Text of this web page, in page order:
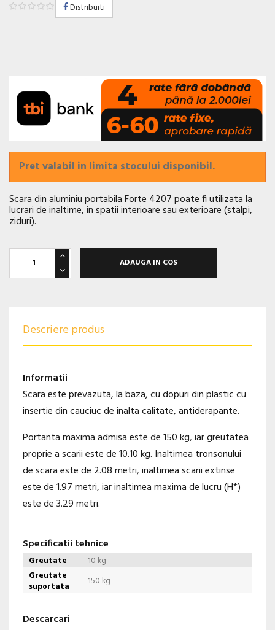
Distribuiti
Pret valabil in limita stocului disponibil.
Scara din aluminiu portabila Forte 4207 poate fi utilizata la
lucrari de inaltime, in spatii interioare sau exterioare (stalpi,
ziduri).
ADAUGA IN COS
Descriere produs
Informatii
Scara este prevazuta, la baza, cu dopuri din plastic cu
insertie din cauciuc de inalta calitate, antiderapante.
Portanta maxima admisa este de 150 kg, iar greutatea
proprie a scarii este de 10.10 kg. Inaltimea tronsonului
de scara este de 2.08 metri, inaltimea scarii extinse
este de 1.97 metri, iar inaltimea maxima de lucru (H*)
este de 3.29 metri.
Specificatii tehnice
Greutate
10 kg
Greutate
suportata
150 kg
Descarcari